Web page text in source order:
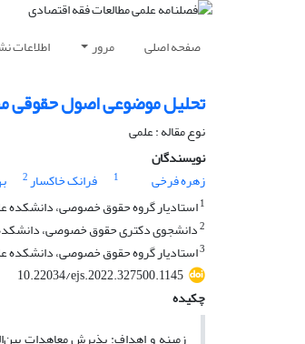
صفحه اصلی مرور اطلاعات
تحلیل موضوعی اصول حقوقی
نوع مقاله : علمی
نویسندگان
زهره فرخی
1 فرانک خاکسار2
1استادیار گروه حقوق خصوصی، دانشکده
2دانشجوی دکتری حقوق خصوصی، دانشکده
3استادیار گروه حقوق خصوصی، دانشکده
10.22034/ejs.2022.327500.1145
چکیده